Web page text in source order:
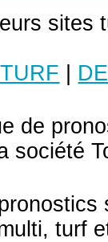
sites
de
société
turf